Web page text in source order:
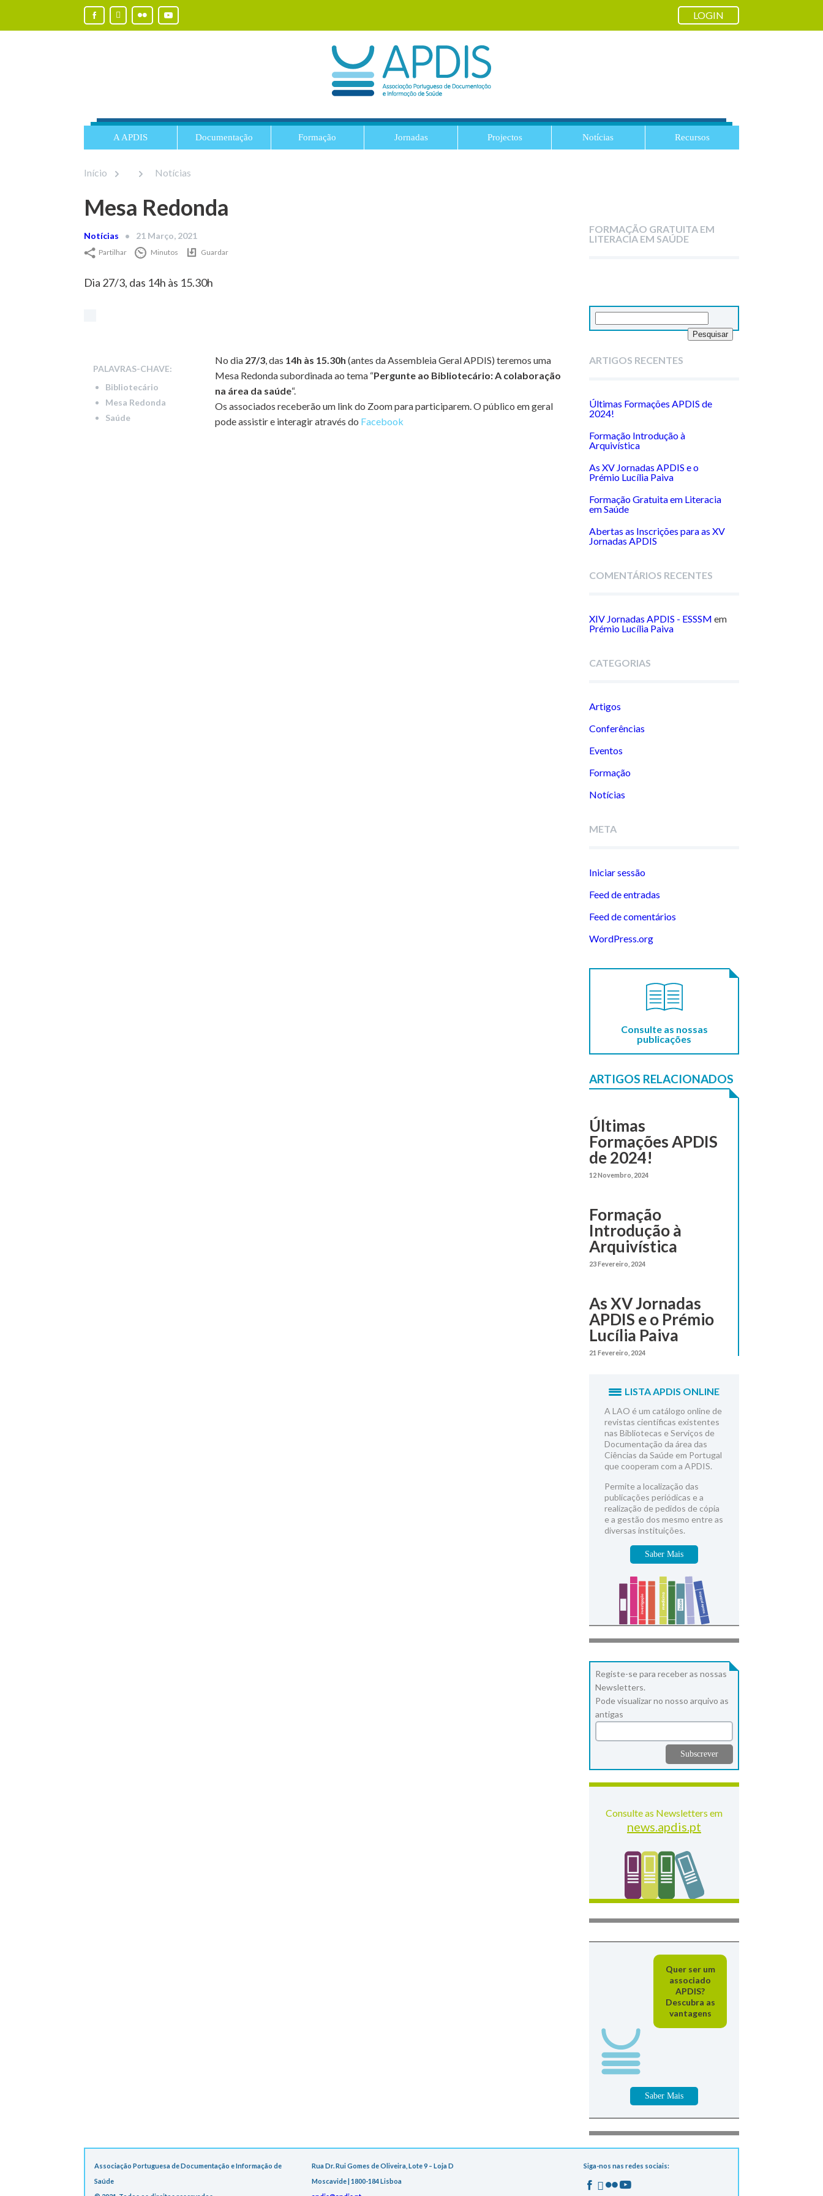
LOGIN
A APDIS Documentação Formação Jornadas Projectos Notícias Recursos
Início Notícias
Mesa Redonda
Notícias 21 Março, 2021
Partilhar Minutos Guardar
Dia 27/3, das 14h às 15.30h
PALAVRAS-CHAVE:
Bibliotecário
Mesa Redonda
Saúde
No dia 27/3, das 14h às 15.30h (antes da Assembleia Geral APDIS) teremos uma
Mesa Redonda subordinada ao tema “Pergunte ao Bibliotecário: A colaboração
na área da saúde“.
Os associados receberão um link do Zoom para participarem. O público em geral
pode assistir e interagir através do Facebook
FORMAÇÃO GRATUITA EM
LITERACIA EM SAÚDE
Pesquisar
por:
ARTIGOS RECENTES
Últimas Formações APDIS de
2024!
Formação Introdução à
Arquivística
As XV Jornadas APDIS e o
Prémio Lucília Paiva
Formação Gratuita em Literacia
em Saúde
Abertas as Inscrições para as XV
Jornadas APDIS
COMENTÁRIOS RECENTES
XIV Jornadas APDIS - ESSSM em
Prémio Lucília Paiva
CATEGORIAS
Artigos
Conferências
Eventos
Formação
Notícias
META
Iniciar sessão
Feed de entradas
Feed de comentários
WordPress.org
Consulte as nossas
publicações
ARTIGOS RELACIONADOS
Últimas
Formações APDIS
de 2024!
12 Novembro, 2024
Formação
Introdução à
Arquivística
23 Fevereiro, 2024
As XV Jornadas
APDIS e o Prémio
Lucília Paiva
21 Fevereiro, 2024
LISTA APDIS ONLINE
A LAO é um catálogo online de
revistas científicas existentes
nas Bibliotecas e Serviços de
Documentação da área das
Ciências da Saúde em Portugal
que cooperam com a APDIS.
Permite a localização das
publicações periódicas e a
realização de pedidos de cópia
e a gestão dos mesmo entre as
diversas instituições.
Saber Mais
Registe-se para receber as nossas
Newsletters.
Pode visualizar no nosso arquivo as
antigas
Consulte as Newsletters em
news.apdis.pt
Quer ser um
associado
APDIS?
Descubra as
vantagens
Saber Mais
Associação Portuguesa de Documentação e Informação de
Saúde
Rua Dr. Rui Gomes de Oliveira, Lote 9 – Loja D
Moscavide | 1800-184 Lisboa
Siga-nos nas redes sociais: